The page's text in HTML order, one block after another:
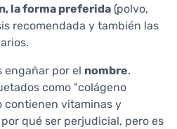
la forma preferida (polvo,
recomendada y también las
engañar por el nombre.
como "colágeno
contienen vitaminas y
qué ser perjudicial, pero es